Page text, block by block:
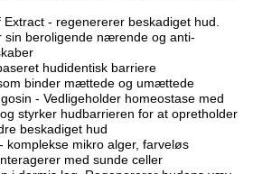
- regenererer beskadiget hud.
sin beroligende nærende og anti-
hudidentisk barriere
binder mættede og umættede
- Vedligeholder homeostase med
styrker hudbarrieren for at opretholder
beskadiget hud
komplekse mikro alger, farveløs
med sunde celler